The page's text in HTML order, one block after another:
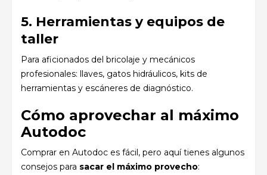
5. Herramientas y equipos de
taller
Para aficionados del bricolaje y mecánicos
profesionales: llaves, gatos hidráulicos, kits de
herramientas y escáneres de diagnóstico.
Cómo aprovechar al máximo
Autodoc
Comprar en Autodoc es fácil, pero aquí tienes algunos
consejos para sacar el máximo provecho: